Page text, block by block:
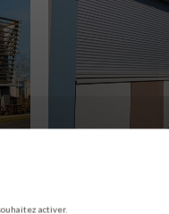
activer.